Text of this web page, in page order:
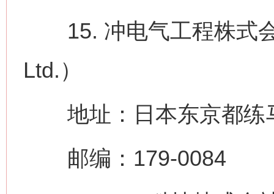
15. 冲电气工程株式会
Ltd.）
地址：日本东京都练
邮编：179-0084